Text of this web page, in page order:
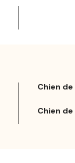
Chien
Chien